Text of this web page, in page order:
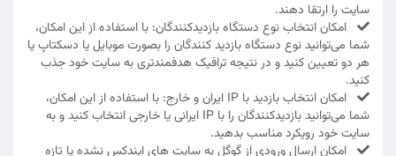
سایت را ارتقا دهند.
امکان انتخاب نوع دستگاه بازدیدکنندگان: با استفاده از این امکان،
شما می‌توانید نوع دستگاه بازدید کنندگان را بصورت موبایل یا دسکتاپ یا
هر دو تعیین کنید و در نتیجه ترافیک هدفمندتری به سایت خود جذب
کنید.
امکان انتخاب بازدید با IP ایران و خارج: با استفاده از این امکان،
شما می‌توانید بازدیدکنندگان را با IP ایرانی یا خارجی انتخاب کنید و به
سایت خود رویکرد مناسب بدهید.
امکان ارسال ورودی از گوگل به سایت های ایندکس نشده یا تازه